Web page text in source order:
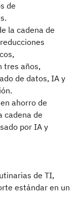
de
la cadena de
tres años,
de datos, IA y
ahorro de
cadena de
por IA y
de TI,
estándar en un